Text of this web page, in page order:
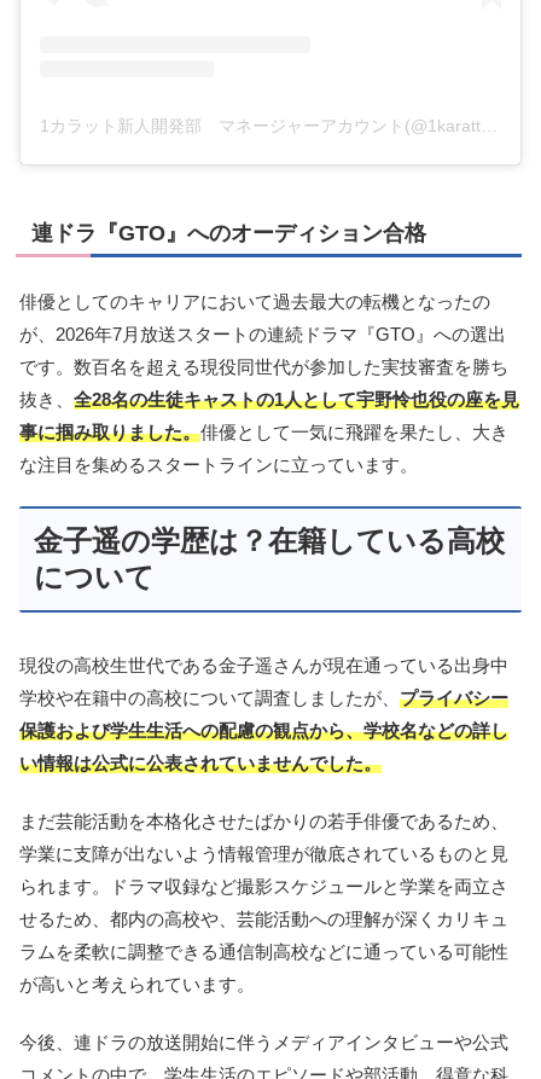
1カラット新人開発部 マネージャーアカウント(@1karatto)がシェアした投稿
連ドラ『GTO』へのオーディション合格
俳優としてのキャリアにおいて過去最大の転機となったの
が、2026年7月放送スタートの連続ドラマ『GTO』への選出
です。数百名を超える現役同世代が参加した実技審査を勝ち
抜き、 全28名の生徒キャストの1人として宇野怜也役の座を見
事に掴み取りました。俳優として一気に飛躍を果たし、大き
な注目を集めるスタートラインに立っています。
金子遥の学歴は？在籍している高校
について
現役の高校生世代である金子遥さんが現在通っている出身中
学校や在籍中の高校について調査しましたが、 プライバシー
保護および学生生活への配慮の観点から、学校名などの詳し
い情報は公式に公表されていませんでした。
まだ芸能活動を本格化させたばかりの若手俳優であるため、
学業に支障が出ないよう情報管理が徹底されているものと見
られます。ドラマ収録など撮影スケジュールと学業を両立さ
せるため、都内の高校や、芸能活動への理解が深くカリキュ
ラムを柔軟に調整できる通信制高校などに通っている可能性
が高いと考えられています。
今後、連ドラの放送開始に伴うメディアインタビューや公式